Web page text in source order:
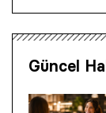
Güncel